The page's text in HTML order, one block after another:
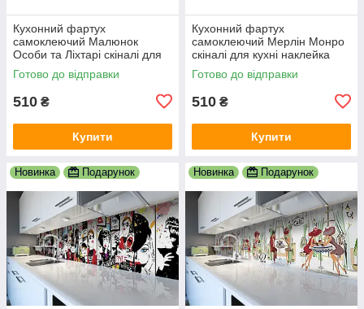
Кухонний фартух
самоклеючий Малюнок
Особи та Ліхтарі скіналі для
кухні наклейка ПВХ люди
зелений 600х2000 мм
Готово до відправки
510 ₴
Купити
Кухонний фартух
самоклеючий Мерлін Монро
скіналі для кухні наклейка
ПВХ дівчина люди чорний
600х2000 мм
Готово до відправки
510 ₴
Купити
Новинка Подарунок Новинка Подарунок